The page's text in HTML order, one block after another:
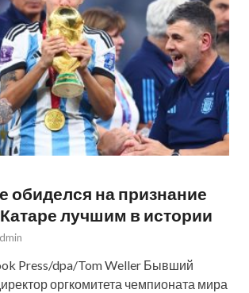
обиделся на признание
лучшим в истории
Press/dpa/Tom Weller Бывший
оргкомитета чемпионата мира